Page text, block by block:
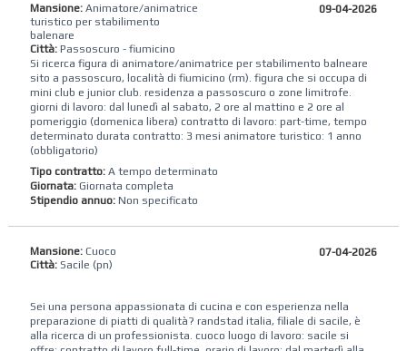
Mansione:Animatore/animatrice
turistico per stabilimento
balenare
Città:Passoscuro - fiumicino
09-04-2026
Si ricerca figura di animatore/animatrice per stabilimento balneare
sito a passoscuro, località di fiumicino (rm). figura che si occupa di
mini club e junior club. residenza a passoscuro o zone limitrofe.
giorni di lavoro: dal lunedì al sabato, 2 ore al mattino e 2 ore al
pomeriggio (domenica libera) contratto di lavoro: part-time, tempo
determinato durata contratto: 3 mesi animatore turistico: 1 anno
(obbligatorio)
Tipo contratto:A tempo determinato
Giornata: Giornata completa
Stipendio annuo: Non specificato
Mansione:Cuoco
Città:Sacile (pn)
07-04-2026
Sei una persona appassionata di cucina e con esperienza nella
preparazione di piatti di qualità? randstad italia, filiale di sacile, è
alla ricerca di un professionista. cuoco luogo di lavoro: sacile si